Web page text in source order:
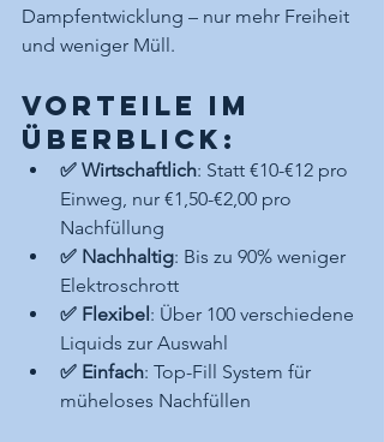
Dampfentwicklung – nur mehr Freiheit
und weniger Müll.
Vorteile im
Überblick:
✅ Wirtschaftlich: Statt €10-€12 pro
Einweg, nur €1,50-€2,00 pro
Nachfüllung
✅ Nachhaltig: Bis zu 90% weniger
Elektroschrott
✅ Flexibel: Über 100 verschiedene
Liquids zur Auswahl
✅ Einfach: Top-Fill System für
müheloses Nachfüllen